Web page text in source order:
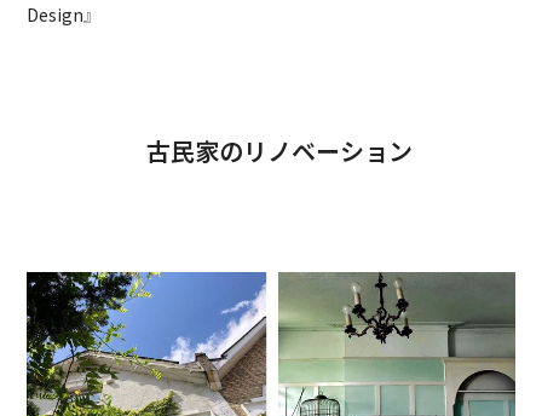
Design』
古民家のリノベーション